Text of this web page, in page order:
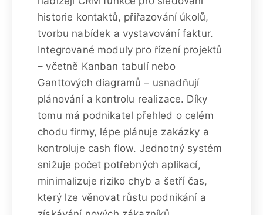
historie kontaktů, přiřazování úkolů,
tvorbu nabídek a vystavování faktur.
Integrované moduly pro řízení projektů
– včetně Kanban tabulí nebo
Ganttových diagramů – usnadňují
plánování a kontrolu realizace. Díky
tomu má podnikatel přehled o celém
chodu firmy, lépe plánuje zakázky a
kontroluje cash flow. Jednotný systém
snižuje počet potřebných aplikací,
minimalizuje riziko chyb a šetří čas,
který lze věnovat růstu podnikání a